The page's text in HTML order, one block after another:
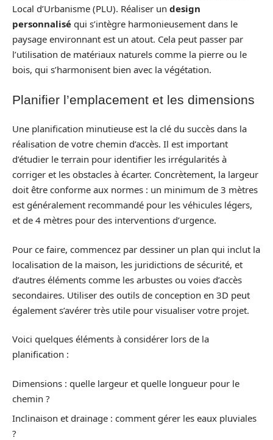
Local d’Urbanisme (PLU). Réaliser un design
personnalisé qui s’intègre harmonieusement dans le
paysage environnant est un atout. Cela peut passer par
l’utilisation de matériaux naturels comme la pierre ou le
bois, qui s’harmonisent bien avec la végétation.
Planifier l’emplacement et les dimensions
Une planification minutieuse est la clé du succès dans la
réalisation de votre chemin d’accès. Il est important
d’étudier le terrain pour identifier les irrégularités à
corriger et les obstacles à écarter. Concrètement, la largeur
doit être conforme aux normes : un minimum de 3 mètres
est généralement recommandé pour les véhicules légers,
et de 4 mètres pour des interventions d’urgence.
Pour ce faire, commencez par dessiner un plan qui inclut la
localisation de la maison, les juridictions de sécurité, et
d’autres éléments comme les arbustes ou voies d’accès
secondaires. Utiliser des outils de conception en 3D peut
également s’avérer très utile pour visualiser votre projet.
Voici quelques éléments à considérer lors de la
planification :
Dimensions : quelle largeur et quelle longueur pour le
chemin ?
Inclinaison et drainage : comment gérer les eaux pluviales
?